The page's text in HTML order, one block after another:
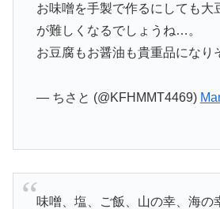
お味噌を手製で作るにしても大
が難しくなるでしょうね…。
お豆腐もお醤油も貴重品になり
— ちさと (@KFHMMT4469)
味噌、塩、ご飯、山の幸、海の